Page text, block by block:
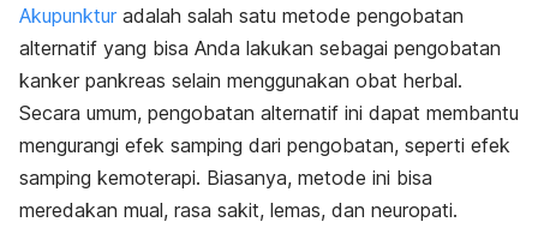
Akupunktur adalah salah satu metode pengobatan
alternatif yang bisa Anda lakukan sebagai pengobatan
kanker pankreas selain menggunakan obat herbal.
Secara umum, pengobatan alternatif ini dapat membantu
mengurangi efek samping dari pengobatan, seperti efek
samping kemoterapi. Biasanya, metode ini bisa
meredakan mual, rasa sakit, lemas, dan neuropati.